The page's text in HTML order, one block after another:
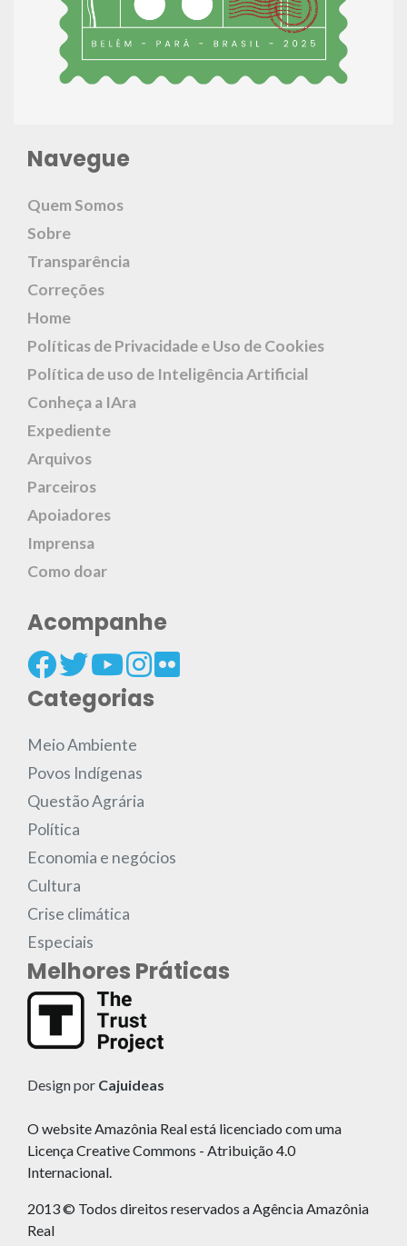
Navegue
Quem Somos
Sobre
Transparência
Correções
Home
Políticas de Privacidade e Uso de Cookies
Política de uso de Inteligência Artificial
Conheça a IAra
Expediente
Arquivos
Parceiros
Apoiadores
Imprensa
Como doar
Acompanhe
Categorias
Meio Ambiente
Povos Indígenas
Questão Agrária
Política
Economia e negócios
Cultura
Crise climática
Especiais
Melhores Práticas
Design por Cajuideas
O website Amazônia Real está licenciado com uma
Licença Creative Commons - Atribuição 4.0
Internacional.
2013 © Todos direitos reservados a Agência Amazônia
Real